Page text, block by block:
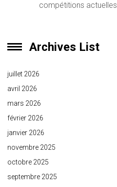
compétitions actuelles
Archives List
juillet 2026
avril 2026
mars 2026
février 2026
janvier 2026
novembre 2025
octobre 2025
septembre 2025